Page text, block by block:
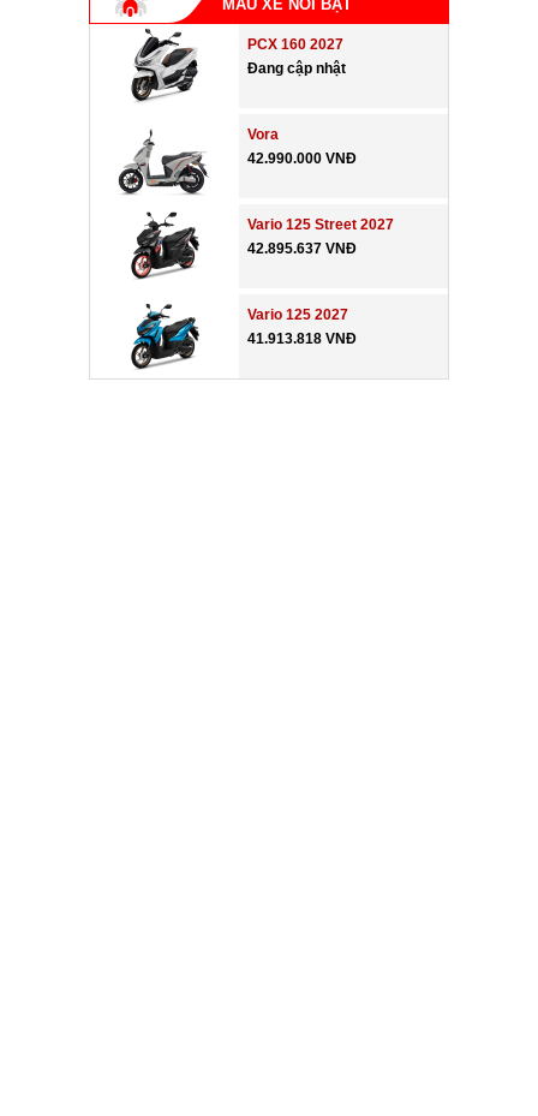
MẪU XE NỔI BẬT
PCX 160 2027
Đang cập nhật
Vora
42.990.000 VNĐ
Vario 125 Street 2027
42.895.637 VNĐ
Vario 125 2027
41.913.818 VNĐ